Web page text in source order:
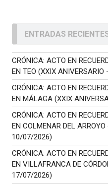
ENTRADAS
CRÓNICA: ACTO EN
EN TEO (XXIX
CRÓNICA: ACTO EN
EN MÁLAGA (XXIX
CRÓNICA: ACTO EN
EN COLMENAR DEL
10/07/2026)
CRÓNICA: ACTO EN
EN VILLAFRANCA DE
17/07/2026)